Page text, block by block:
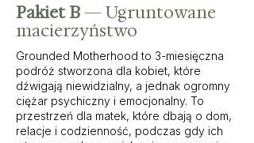
Pakiet B — Ugruntowane
macierzyństwo
Grounded Motherhood to 3-miesięczna
podróż stworzona dla kobiet, które
dźwigają niewidzialny, a jednak ogromny
ciężar psychiczny i emocjonalny. To
przestrzeń dla matek, które dbają o dom,
relacje i codzienność, podczas gdy ich